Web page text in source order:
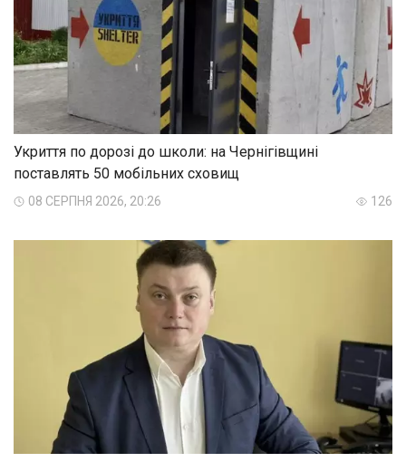
Укриття по дорозі до школи: на Чернігівщині
поставлять 50 мобільних сховищ
08 СЕРПНЯ 2026, 20:26 126